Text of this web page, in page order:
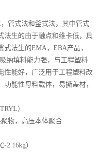
管式法和釜式法，其中管式
法生的由于融点和维卡低，具
法生的EMA，EBA产品，
纳填料能力强，与工程塑料
性能好，广泛用于工程塑料改
能性母料载体，易撕盖材，
）
物，高压本体聚合
2.16kg）